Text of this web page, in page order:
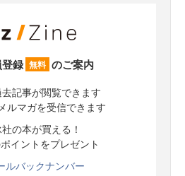
録 無料 のご案内
去記事が閲覧できます
ルマガを受信できます
社の本が買える！
イントをプレゼント
ルバックナンバー